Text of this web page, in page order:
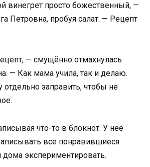
винегрет просто божественный, —
Петровна, пробуя салат. — Рецепт
— смущённо отмахнулась
— Как мама учила, так и делаю.
отдельно заправить, чтобы не
что-то в блокнот. У неё
все понравившиеся
экспериментировать.